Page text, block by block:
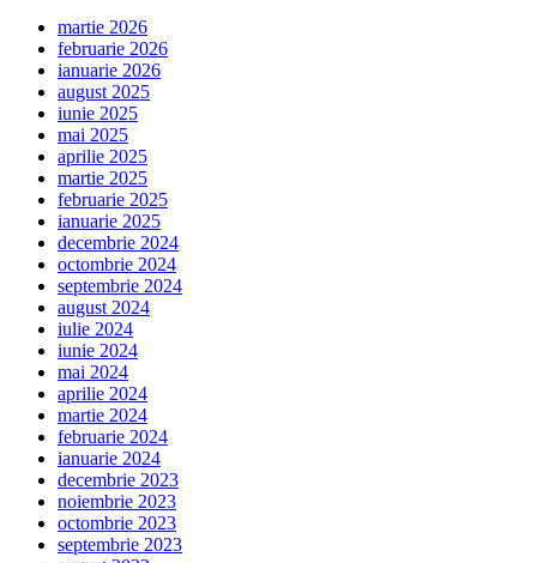
martie 2026
februarie 2026
ianuarie 2026
august 2025
iunie 2025
mai 2025
aprilie 2025
martie 2025
februarie 2025
ianuarie 2025
decembrie 2024
octombrie 2024
septembrie 2024
august 2024
iulie 2024
iunie 2024
mai 2024
aprilie 2024
martie 2024
februarie 2024
ianuarie 2024
decembrie 2023
noiembrie 2023
octombrie 2023
septembrie 2023